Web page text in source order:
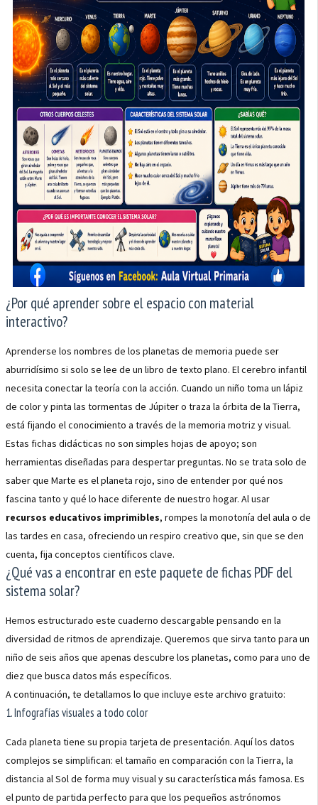
¿Por qué aprender sobre el espacio con material
interactivo?
Aprenderse los nombres de los planetas de memoria puede ser
aburridísimo si solo se lee de un libro de texto plano. El cerebro infantil
necesita conectar la teoría con la acción. Cuando un niño toma un lápiz
de color y pinta las tormentas de Júpiter o traza la órbita de la Tierra,
está fijando el conocimiento a través de la memoria motriz y visual.
Estas fichas didácticas no son simples hojas de apoyo; son
herramientas diseñadas para despertar preguntas. No se trata solo de
saber que Marte es el planeta rojo, sino de entender por qué nos
fascina tanto y qué lo hace diferente de nuestro hogar. Al usar
recursos educativos imprimibles, rompes la monotonía del aula o de
las tardes en casa, ofreciendo un respiro creativo que, sin que se den
cuenta, fija conceptos científicos clave.
¿Qué vas a encontrar en este paquete de fichas PDF del
sistema solar?
Hemos estructurado este cuaderno descargable pensando en la
diversidad de ritmos de aprendizaje. Queremos que sirva tanto para un
niño de seis años que apenas descubre los planetas, como para uno de
diez que busca datos más específicos.
A continuación, te detallamos lo que incluye este archivo gratuito:
1. Infografías visuales a todo color
Cada planeta tiene su propia tarjeta de presentación. Aquí los datos
complejos se simplifican: el tamaño en comparación con la Tierra, la
distancia al Sol de forma muy visual y su característica más famosa. Es
el punto de partida perfecto para que los pequeños astrónomos